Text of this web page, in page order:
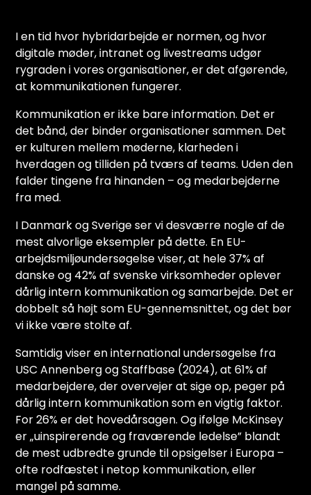
I en tid hvor hybridarbejde er normen, og hvor
digitale møder, intranet og livestreams udgør
rygraden i vores organisationer, er det afgørende,
at kommunikationen fungerer.
Kommunikation er ikke bare information. Det er
det bånd, der binder organisationer sammen. Det
er kulturen mellem møderne, klarheden i
hverdagen og tilliden på tværs af teams. Uden den
falder tingene fra hinanden – og medarbejderne
fra med.
I Danmark og Sverige ser vi desværre nogle af de
mest alvorlige eksempler på dette. En EU-
arbejdsmiljøundersøgelse viser, at hele 37% af
danske og 42% af svenske virksomheder oplever
dårlig intern kommunikation og samarbejde. Det er
dobbelt så højt som EU-gennemsnittet, og det bør
vi ikke være stolte af.
Samtidig viser en international undersøgelse fra
USC Annenberg og Staffbase (2024), at 61% af
medarbejdere, der overvejer at sige op, peger på
dårlig intern kommunikation som en vigtig faktor.
For 26% er det hovedårsagen. Og ifølge McKinsey
er „uinspirerende og fraværende ledelse” blandt
de mest udbredte grunde til opsigelser i Europa –
ofte rodfæstet i netop kommunikation, eller
mangel på samme.